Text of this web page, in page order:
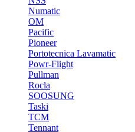
Numatic
OM
Pacific
Pioneer
Portotecnica Lavamatic
Powr-Flight
Pullman
Rocla
SOOSUNG
Taski
TCM
Tennant